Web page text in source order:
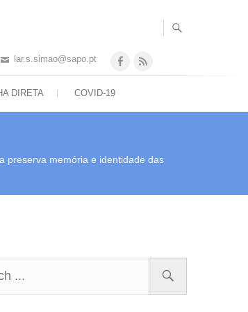
Solidariedade para o
Facebook
lar.s.simao@sapo.pt
DIRETA COVID-19
preserva memória e identidade das